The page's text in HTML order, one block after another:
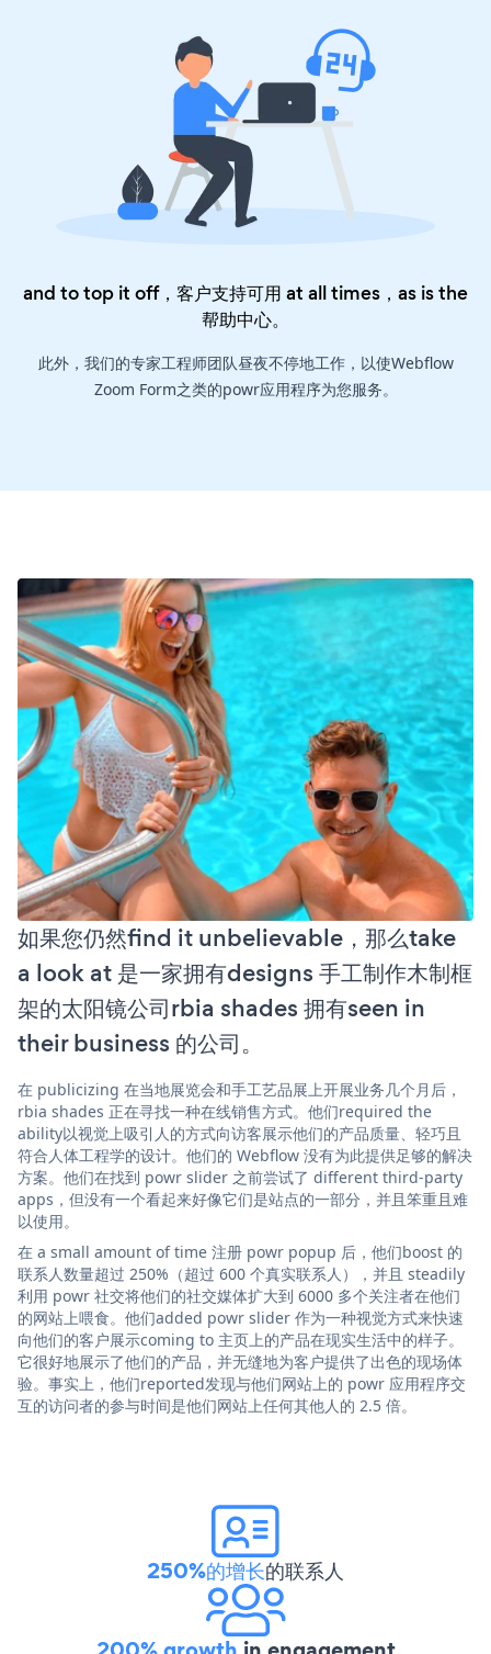
and to top it off，客户支持可用 at all times，as is the
帮助中心。
此外，我们的专家工程师团队昼夜不停地工作，以使Webflow
Zoom Form之类的powr应用程序为您服务。
如果您仍然find it unbelievable，那么take
a look at 是一家拥有designs 手工制作木制框
架的太阳镜公司rbia shades 拥有seen in
their business 的公司。
在 publicizing 在当地展览会和手工艺品展上开展业务几个月后，
rbia shades 正在寻找一种在线销售方式。他们required the
ability以视觉上吸引人的方式向访客展示他们的产品质量、轻巧且
符合人体工程学的设计。他们的 Webflow 没有为此提供足够的解决
方案。他们在找到 powr slider 之前尝试了 different third-party
apps，但没有一个看起来好像它们是站点的一部分，并且笨重且难
以使用。
在 a small amount of time 注册 powr popup 后，他们boost 的
联系人数量超过 250%（超过 600 个真实联系人），并且 steadily
利用 powr 社交将他们的社交媒体扩大到 6000 多个关注者在他们
的网站上喂食。他们added powr slider 作为一种视觉方式来快速
向他们的客户展示coming to 主页上的产品在现实生活中的样子。
它很好地展示了他们的产品，并无缝地为客户提供了出色的现场体
验。事实上，他们reported发现与他们网站上的 powr 应用程序交
互的访问者的参与时间是他们网站上任何其他人的 2.5 倍。
250%的增长的联系人